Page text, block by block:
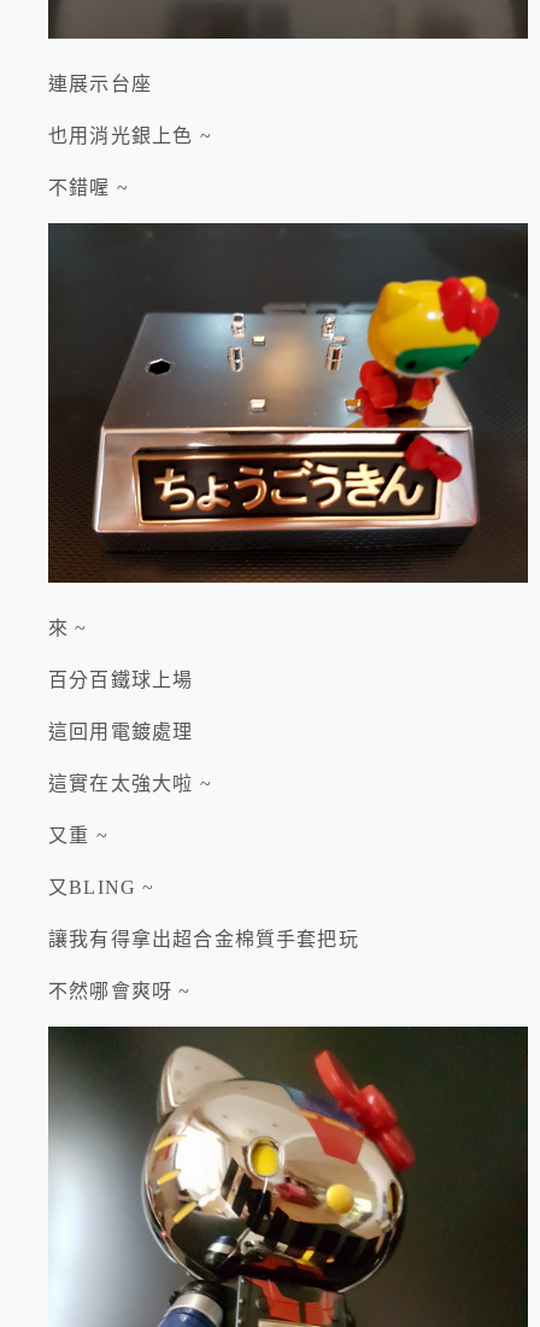
連展示台座
也用消光銀上色 ~
不錯喔 ~
來 ~
百分百鐵球上場
這回用電鍍處理
這實在太強大啦 ~
又重 ~
又BLING ~
讓我有得拿出超合金棉質手套把玩
不然哪會爽呀 ~